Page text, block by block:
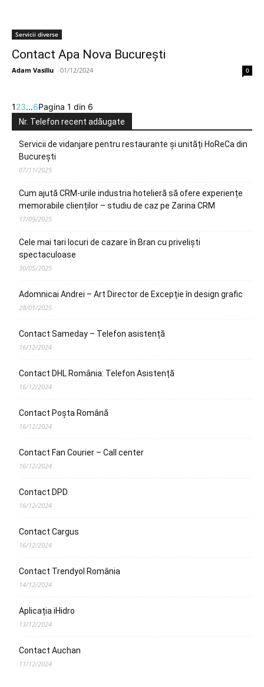
Servicii diverse
Contact Apa Nova București
Adam Vasiliu - 01/12/2024 0
123...6Pagina 1 din 6
Nr. Telefon recent adăugate
Servicii de vidanjare pentru restaurante și unități HoReCa din
București
07/11/2025
Cum ajută CRM-urile industria hotelieră să ofere experiențe
memorabile clienților – studiu de caz pe Zarina CRM
17/09/2025
Cele mai tari locuri de cazare în Bran cu priveliști
spectaculoase
30/05/2025
Adomnicai Andrei – Art Director de Excepție în design grafic
28/01/2025
Contact Sameday – Telefon asistență
16/12/2024
Contact DHL România: Telefon Asistență
16/12/2024
Contact Poșta Română
16/12/2024
Contact Fan Courier – Call center
16/12/2024
Contact DPD
16/12/2024
Contact Cargus
16/12/2024
Contact Trendyol România
14/12/2024
Aplicația iHidro
13/12/2024
Contact Auchan
11/12/2024